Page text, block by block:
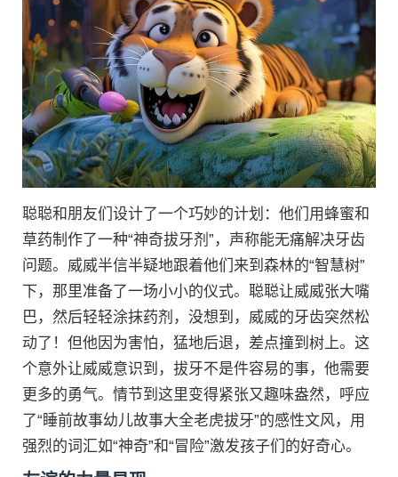
聪聪和朋友们设计了一个巧妙的计划：他们用蜂蜜和
草药制作了一种“神奇拔牙剂”，声称能无痛解决牙齿
问题。威威半信半疑地跟着他们来到森林的“智慧树”
下，那里准备了一场小小的仪式。聪聪让威威张大嘴
巴，然后轻轻涂抹药剂，没想到，威威的牙齿突然松
动了！但他因为害怕，猛地后退，差点撞到树上。这
个意外让威威意识到，拔牙不是件容易的事，他需要
更多的勇气。情节到这里变得紧张又趣味盎然，呼应
了“睡前故事幼儿故事大全老虎拔牙”的感性文风，用
强烈的词汇如“神奇”和“冒险”激发孩子们的好奇心。